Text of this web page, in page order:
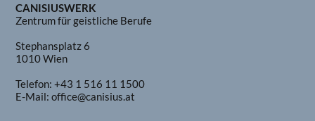
CANISIUSWERK
Zentrum für geistliche Berufe
Stephansplatz 6
1010 Wien
Telefon:+43 1 516 11 1500
E-Mail:office@canisius.at